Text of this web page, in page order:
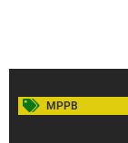
MPPB